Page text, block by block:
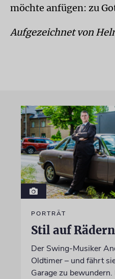
möchte anfügen: zu
Aufgezeichnet von
PORTRÄT
Stil auf Rädern
Der Swing-Musiker
Oldtimer – und fährt
Garage zu